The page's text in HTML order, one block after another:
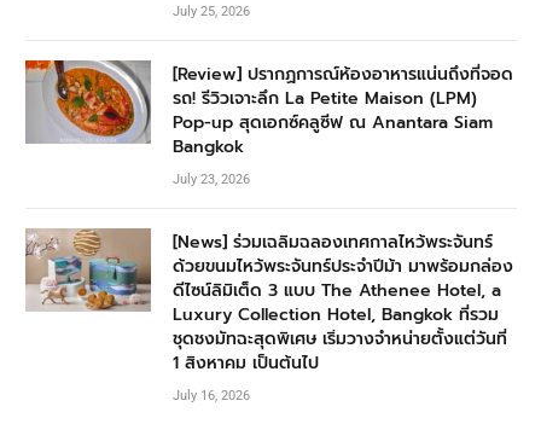
July 25, 2026
[Review] ปรากฏการณ์ห้องอาหารแน่นถึงที่จอด
รถ! รีวิวเจาะลึก La Petite Maison (LPM)
Pop-up สุดเอกซ์คลูซีฟ ณ Anantara Siam
Bangkok
July 23, 2026
[News] ร่วมเฉลิมฉลองเทศกาลไหว้พระจันทร์
ด้วยขนมไหว้พระจันทร์ประจำปีม้า มาพร้อมกล่อง
ดีไซน์ลิมิเต็ด 3 แบบ The Athenee Hotel, a
Luxury Collection Hotel, Bangkok ที่รวม
ชุดชงมัทฉะสุดพิเศษ เริ่มวางจำหน่ายตั้งแต่วันที่
1 สิงหาคม เป็นต้นไป
July 16, 2026